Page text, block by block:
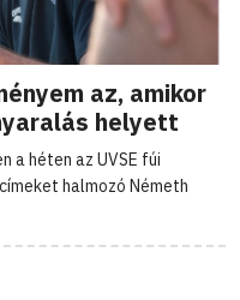
az, amikor
helyett
a héten az UVSE fúi
halmozó Németh